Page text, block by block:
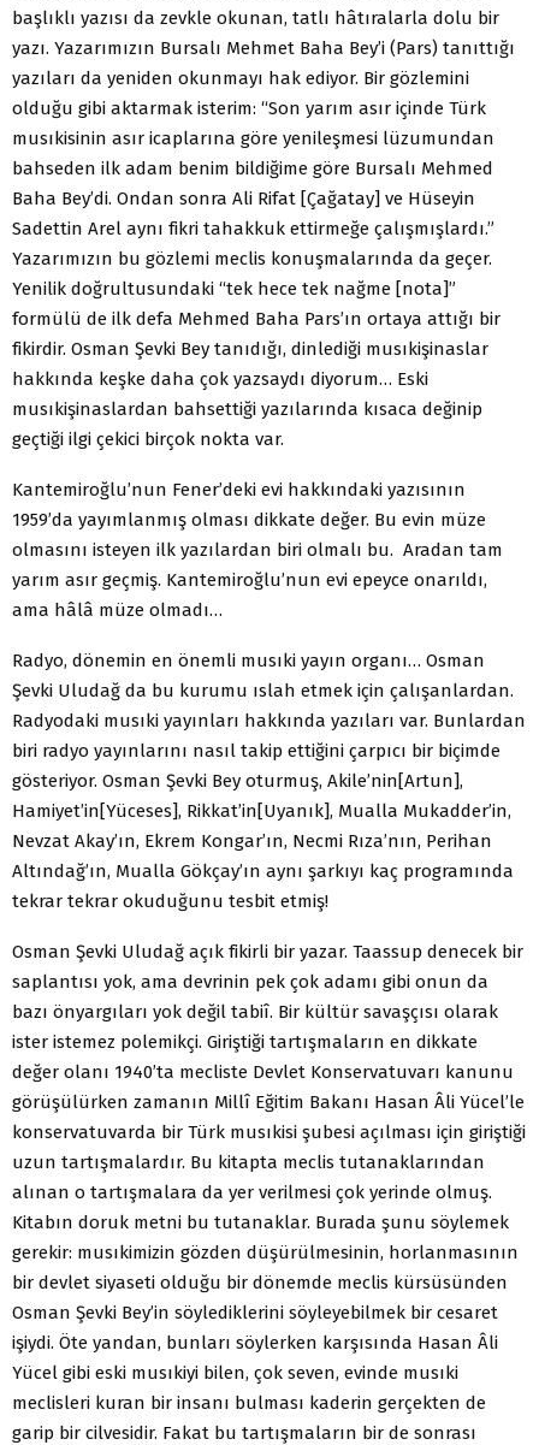
başlıklı yazısı da zevkle okunan, tatlı hâtıralarla dolu bir
yazı. Yazarımızın Bursalı Mehmet Baha Bey’i (Pars) tanıttığı
yazıları da yeniden okunmayı hak ediyor. Bir gözlemini
olduğu gibi aktarmak isterim: “Son yarım asır içinde Türk
musıkisinin asır icaplarına göre yenileşmesi lüzumundan
bahseden ilk adam benim bildiğime göre Bursalı Mehmed
Baha Bey’di. Ondan sonra Ali Rifat [Çağatay] ve Hüseyin
Sadettin Arel aynı fikri tahakkuk ettirmeğe çalışmışlardı.”
Yazarımızın bu gözlemi meclis konuşmalarında da geçer.
Yenilik doğrultusundaki “tek hece tek nağme [nota]”
formülü de ilk defa Mehmed Baha Pars’ın ortaya attığı bir
fikirdir. Osman Şevki Bey tanıdığı, dinlediği musıkişinaslar
hakkında keşke daha çok yazsaydı diyorum… Eski
musıkişinaslardan bahsettiği yazılarında kısaca değinip
geçtiği ilgi çekici birçok nokta var.
Kantemiroğlu’nun Fener’deki evi hakkındaki yazısının
1959’da yayımlanmış olması dikkate değer. Bu evin müze
olmasını isteyen ilk yazılardan biri olmalı bu. Aradan tam
yarım asır geçmiş. Kantemiroğlu’nun evi epeyce onarıldı,
ama hâlâ müze olmadı…
Radyo, dönemin en önemli musıki yayın organı… Osman
Şevki Uludağ da bu kurumu ıslah etmek için çalışanlardan.
Radyodaki musıki yayınları hakkında yazıları var. Bunlardan
biri radyo yayınlarını nasıl takip ettiğini çarpıcı bir biçimde
gösteriyor. Osman Şevki Bey oturmuş, Akile’nin[Artun],
Hamiyet’in[Yüceses], Rikkat’in[Uyanık], Mualla Mukadder’in,
Nevzat Akay’ın, Ekrem Kongar’ın, Necmi Rıza’nın, Perihan
Altındağ’ın, Mualla Gökçay’ın aynı şarkıyı kaç programında
tekrar tekrar okuduğunu tesbit etmiş!
Osman Şevki Uludağ açık fikirli bir yazar. Taassup denecek bir
saplantısı yok, ama devrinin pek çok adamı gibi onun da
bazı önyargıları yok değil tabiî. Bir kültür savaşçısı olarak
ister istemez polemikçi. Giriştiği tartışmaların en dikkate
değer olanı 1940’ta mecliste Devlet Konservatuvarı kanunu
görüşülürken zamanın Millî Eğitim Bakanı Hasan Âli Yücel’le
konservatuvarda bir Türk musıkisi şubesi açılması için giriştiği
uzun tartışmalardır. Bu kitapta meclis tutanaklarından
alınan o tartışmalara da yer verilmesi çok yerinde olmuş.
Kitabın doruk metni bu tutanaklar. Burada şunu söylemek
gerekir: musıkimizin gözden düşürülmesinin, horlanmasının
bir devlet siyaseti olduğu bir dönemde meclis kürsüsünden
Osman Şevki Bey’in söylediklerini söyleyebilmek bir cesaret
işiydi. Öte yandan, bunları söylerken karşısında Hasan Âli
Yücel gibi eski musıkiyi bilen, çok seven, evinde musıki
meclisleri kuran bir insanı bulması kaderin gerçekten de
garip bir cilvesidir. Fakat bu tartışmaların bir de sonrası